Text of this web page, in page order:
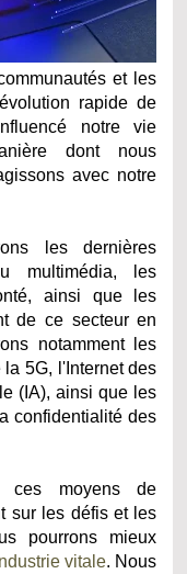
et les
rapide de
notre vie
dont nous
avec notre
les dernières
multimédia, les
ainsi que les
de ce secteur en
notamment les
5G, l'Internet des
(IA), ainsi que les
confidentialité des
ces moyens de
sur les défis et les
pourrons mieux
vitale. Nous